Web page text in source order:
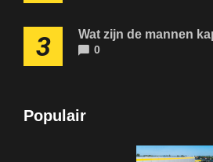
3 Wat zijn de mannen
0
Populair